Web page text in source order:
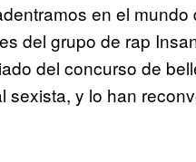
en el
del grupo de rap
del concurso de
sexista, y lo han